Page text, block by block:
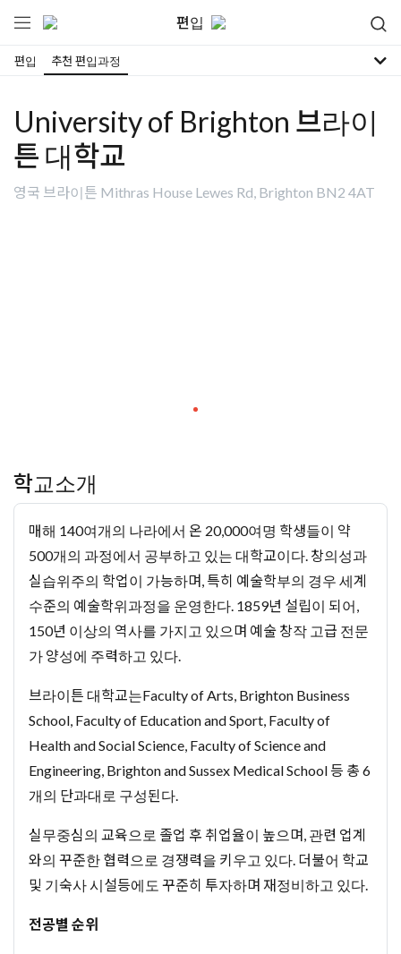
편입
편입 추천 편입과정
University of Brighton 브라이
튼 대학교
영국 브라이튼 Mithras House Lewes Rd, Brighton BN2 4AT
학교소개
매해 140여개의 나라에서 온 20,000여명 학생들이 약
500개의 과정에서 공부하고 있는 대학교이다. 창의성과
실습위주의 학업이 가능하며, 특히 예술학부의 경우 세계
수준의 예술학위과정을 운영한다. 1859년 설립이 되어,
150년 이상의 역사를 가지고 있으며 예술 창작 고급 전문
가 양성에 주력하고 있다.
브라이튼 대학교는Faculty of Arts, Brighton Business
School, Faculty of Education and Sport, Faculty of
Health and Social Science, Faculty of Science and
Engineering, Brighton and Sussex Medical School 등 총 6
개의 단과대로 구성된다.
실무중심의 교육으로 졸업 후 취업율이 높으며, 관련 업계
와의 꾸준한 협력으로 경쟁력을 키우고 있다. 더불어 학교
및 기숙사 시설등에도 꾸준히 투자하며 재정비하고 있다.
전공별 순위